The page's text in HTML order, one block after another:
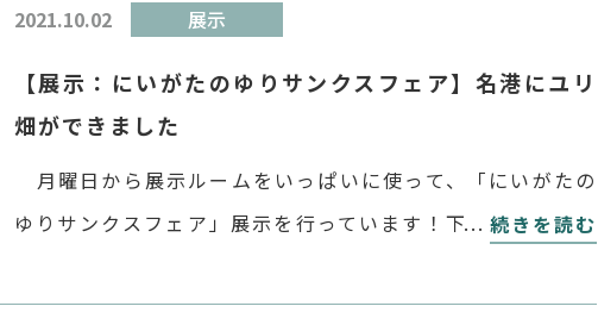
2021.10.02 展示
【展示：にいがたのゆりサンクスフェア】名港にユリ
畑ができました
月曜日から展示ルームをいっぱいに使って、「にいがたの
ゆりサンクスフェア」展示を行っています！下の写真は準備
ージです。 畑の周りにはユリや草花のサンプル、アレンジ
続きを読む